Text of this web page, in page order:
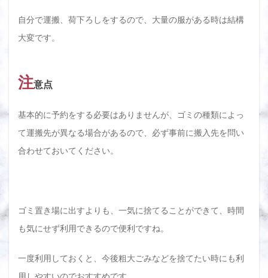
自分で運搬、荷下ろしをするので、大量の服がある時は結構
大変です。
注意点
基本的に予約をする必要はありませんが、ゴミの種類によっ
て運搬先が異なる場合があるので、必ず事前に搬入先を問い
合わせておいてください。
ゴミ置き場に出すよりも、一気に捨てることができて、時間
も気にせず利用できるので便利ですね。
一度利用しておくと、今後粗大ごみなどを捨てたい時にも利
用しやすいのでおすすめです。